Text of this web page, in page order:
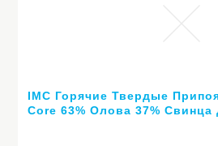
IMC Горячие Твердые
Core 63% Олова 37%